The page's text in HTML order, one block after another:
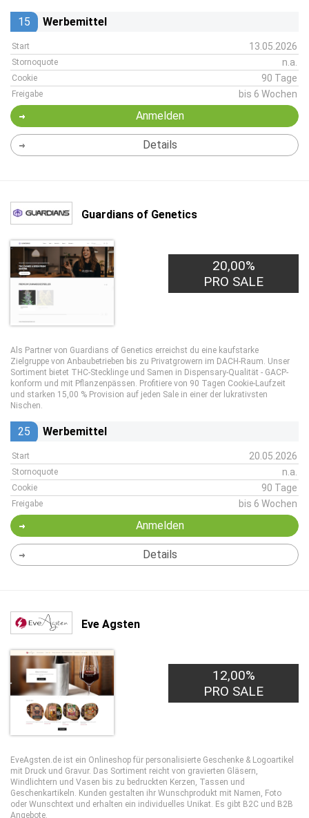
15 Werbemittel
Start 13.05.2026
Stornoquote n.a.
Cookie 90 Tage
Freigabe bis 6 Wochen
Anmelden
Details
Guardians of Genetics
20,00%
PRO SALE
Als Partner von Guardians of Genetics erreichst du eine kaufstarke
Zielgruppe von Anbaubetrieben bis zu Privatgrowern im DACH-Raum. Unser
Sortiment bietet THC-Stecklinge und Samen in Dispensary-Qualität - GACP-
konform und mit Pflanzenpässen. Profitiere von 90 Tagen Cookie-Laufzeit
und starken 15,00 % Provision auf jeden Sale in einer der lukrativsten
Nischen.
25 Werbemittel
Start 20.05.2026
Stornoquote n.a.
Cookie 90 Tage
Freigabe bis 6 Wochen
Anmelden
Details
Eve Agsten
12,00%
PRO SALE
EveAgsten.de ist ein Onlineshop für personalisierte Geschenke & Logoartikel
mit Druck und Gravur. Das Sortiment reicht von gravierten Gläsern,
Windlichtern und Vasen bis zu bedruckten Kerzen, Tassen und
Geschenkartikeln. Kunden gestalten ihr Wunschprodukt mit Namen, Foto
oder Wunschtext und erhalten ein individuelles Unikat. Es gibt B2C und B2B
Angebote.